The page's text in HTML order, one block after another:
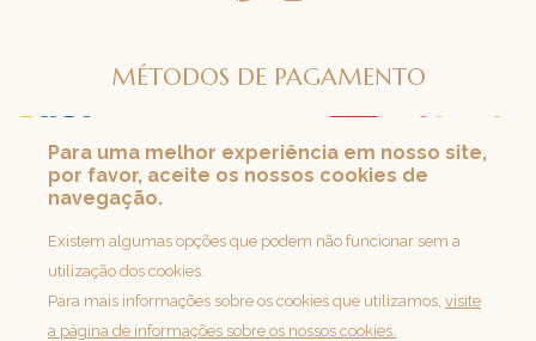
MÉTODOS DE PAGAMENTO
SEGURANÇA
Para uma melhor experiência em nosso site,
por favor, aceite os nossos cookies de
navegação.
Existem algumas opções que podem não funcionar sem a
utilização dos cookies.
Para mais informações sobre os cookies que utilizamos, visite
a página de informações sobre os nossos cookies.